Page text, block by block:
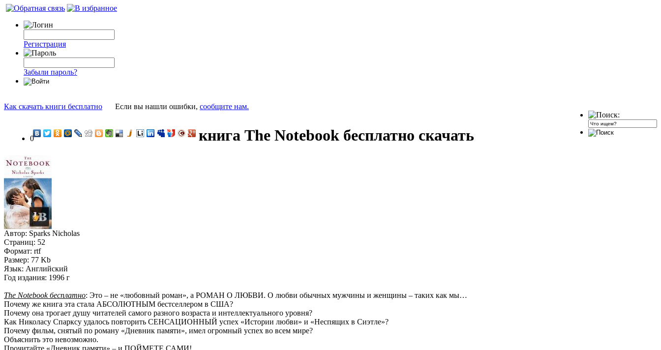
Регистрация
Забыли пароль?
Как скачать книги бесплатно Если вы нашли ошибки, сообщите нам.
0 книга The Notebook бесплатно скачать
Автор: Sparks Nicholas
Страниц: 52
Формат: rtf
Размер: 77 Kb
Язык: Английский
Год издания: 1996 г
The Notebook бесплатно: Это – не «любовный роман», а РОМАН О ЛЮБВИ. О любви обычных мужчины и женщины – таких как мы…
Почему же книга эта стала АБСОЛЮТНЫМ бестселлером в США?
Почему она трогает душу читателей самого разного возраста и интеллектуального уровня?
Как Николасу Спарксу удалось повторить СЕНСАЦИОННЫЙ успех «Истории любви» и «Неспящих в Сиэтле»?
Почему фильм, снятый по роману «Дневник памяти», имел огромный успех во всем мире?
Объяснить это невозможно.
Прочитайте «Дневник памяти» – и ПОЙМЕТЕ САМИ!